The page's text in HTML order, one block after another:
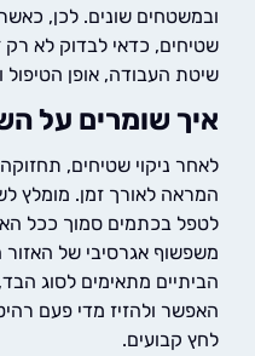
שונים. לכן, כאשר בוחנים
כדאי לבדוק לא רק זמינות
העבודה, אופן הטיפול
שומרים על השטיח
ניקוי שטיחים, תחזוקה נכונה
לאורך זמן. מומלץ לשאוב את
בכתמים סמוך ככל האפשר
אגרסיבי של האזור המוכתם,
מתאימים לסוג הבד, לשמור
ולהזיז מדי פעם רהיטים